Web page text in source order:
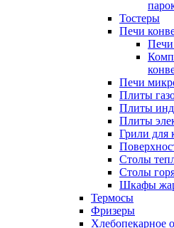
Тостеры
Печи
Печи
Плиты
Плиты
Плиты
Грили для
Столы
Столы
Шкафы
Термосы
Фризеры
Хлебопекарное